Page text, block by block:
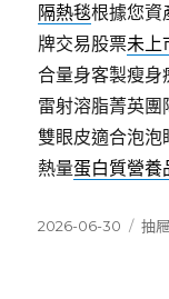
隔熱毯根據您資
牌交易股票未上
合量身客製瘦身
雷射溶脂菁英
雙眼皮適合泡泡
熱量蛋白質營養
發
2026-06-30
分
抽